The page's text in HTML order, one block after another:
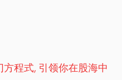
方程式, 引领你在股海中